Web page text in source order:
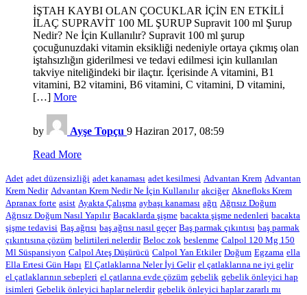
İŞTAH KAYBI OLAN ÇOCUKLAR İÇİN EN ETKİLİ
İLAÇ SUPRAVİT 100 ML ŞURUP Supravit 100 ml Şurup
Nedir? Ne İçin Kullanılır? Supravit 100 ml şurup
çocuğunuzdaki vitamin eksikliği nedeniyle ortaya çıkmış olan
iştahsızlığın giderilmesi ve tedavi edilmesi için kullanılan
takviye niteliğindeki bir ilaçtır. İçerisinde A vitamini, B1
vitamini, B2 vitamini, B6 vitamini, C vitamini, D vitamini,
[…] More
by Ayşe Topçu 9 Haziran 2017, 08:59
Read More
Adet adet düzensizliği adet kanaması adet kesilmesi Advantan Krem Advantan
Krem Nedir Advantan Krem Nedir Ne İçin Kullanılır akciğer Aknefloks Krem
Apranax forte asist Ayakta Çalışma aybaşı kanaması ağrı Ağrısız Doğum
Ağrısız Doğum Nasıl Yapılır Bacaklarda şişme bacakta şişme nedenleri bacakta
şişme tedavisi Baş ağrısı baş ağrısı nasıl geçer Baş parmak çıkıntısı baş parmak
çıkıntısına çözüm belirtileri nelerdir Beloc zok beslenme Calpol 120 Mg 150
Ml Süspansiyon Calpol Ateş Düşürücü Calpol Yan Etkiler Doğum Egzama ella
Ella Ertesi Gün Hapı El Çatlaklarına Neler İyi Gelir el çatlaklarına ne iyi gelir
el çatlaklarının sebepleri el çatlarına evde çözüm gebelik gebelik önleyici hap
isimleri Gebelik önleyici haplar nelerdir gebelik önleyici haplar zararlı mı